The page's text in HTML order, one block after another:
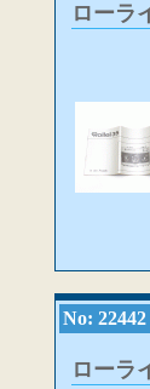
ローラ
No: 22442
ローラ